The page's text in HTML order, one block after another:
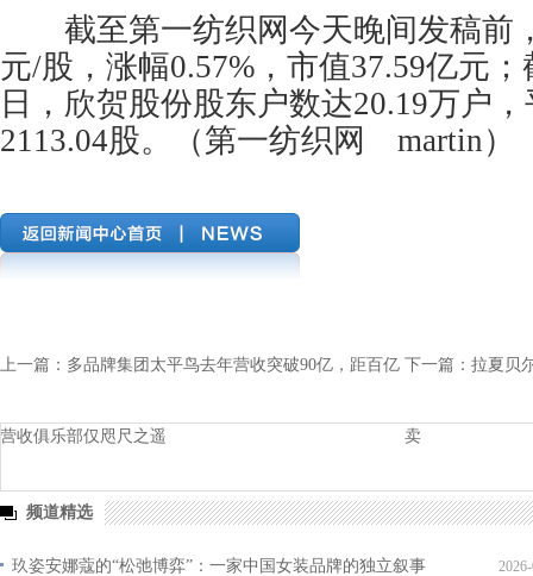
截至第一纺织网今天晚间发稿前
元/股，涨幅0.57%，市值37.59亿元；
日，欣贺股份股东户数达20.19万户
2113.04股。（第一纺织网 martin）
上一篇： 多品牌集团太平鸟去年营收突破90亿，距百亿
营收俱乐部仅咫尺之遥
下一篇： 拉夏贝
卖
频道精选
玖姿安娜蔻的“松弛博弈”：一家中国女装品牌的独立叙事